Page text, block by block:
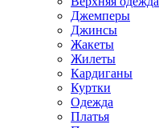
Джемперы
Джинсы
Жакеты
Жилеты
Кардиганы
Куртки
Одежда
Платья